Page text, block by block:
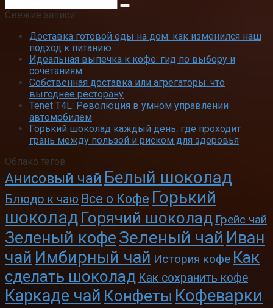
Свежие записи
Доставка готовой еды на дом: как изменился наш
подход к питанию
Идеальная выпечка к кофе: гид по выбору и
сочетаниям
Собственная доставка или агрегаторы: что
выгоднее ресторану
Tenet T4L: Революция в умном управлении
автомобилем
Горький шоколад каждый день: где проходит
грань между пользой и риском для здоровья
Облако тегов
Анисовый чай Белый шоколад
Блюдо к чаю Все о Кофе Горький
шоколад Горячий шоколад Грейс чай
Зеленый кофеЗеленый чай Иван
чай Имбирный чай История кофе Как
сделать шоколад Как сохранить кофе
Каркаде чай Конфеты Кофеварки